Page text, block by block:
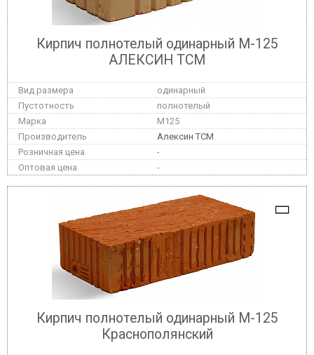
Кирпич полнотелый одинарный М-125
АЛЕКСИН ТСМ
одинарный
полнотелый
M125
Алексин ТСМ
-
-
Кирпич полнотелый одинарный М-125
Краснополянский